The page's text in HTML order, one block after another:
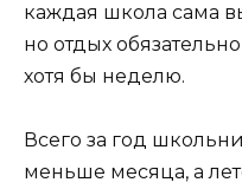
каждая школа сама
но отдых
хотя бы неделю.
Всего за год
меньше месяца, а